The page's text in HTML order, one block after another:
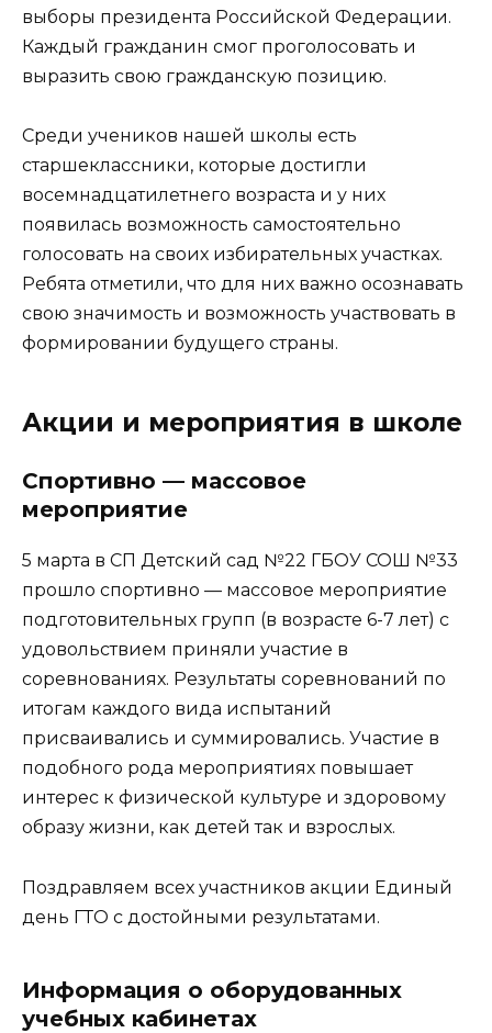
выборы президента Российской Федерации.
Каждый гражданин смог проголосовать и
выразить свою гражданскую позицию.
Среди учеников нашей школы есть
старшеклассники, которые достигли
восемнадцатилетнего возраста и у них
появилась возможность самостоятельно
голосовать на своих избирательных участках.
Ребята отметили, что для них важно осознавать
свою значимость и возможность участвовать в
формировании будущего страны.
Акции и мероприятия в школе
Спортивно — массовое
мероприятие
5 марта в СП Детский сад №22 ГБОУ СОШ №33
прошло спортивно — массовое мероприятие
подготовительных групп (в возрасте 6-7 лет) с
удовольствием приняли участие в
соревнованиях. Результаты соревнований по
итогам каждого вида испытаний
присваивались и суммировались. Участие в
подобного рода мероприятиях повышает
интерес к физической культуре и здоровому
образу жизни, как детей так и взрослых.
Поздравляем всех участников акции Единый
день ГТО с достойными результатами.
Информация о оборудованных
учебных кабинетах